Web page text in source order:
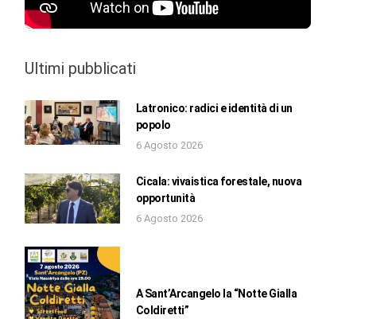
Ultimi pubblicati
Latronico: radici e identità di un
popolo
6 Agosto 2026
Cicala: vivaistica forestale, nuova
opportunità
6 Agosto 2026
A Sant’Arcangelo la “Notte Gialla
Coldiretti”